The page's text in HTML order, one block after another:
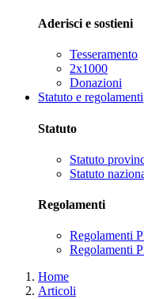
Aderisci e sostieni
Tesseramento
2x1000
Donazioni
Statuto e regolamenti
Statuto
Statuto
Statuto
Regolamenti
Regolamenti
Regolamenti
Home
Articoli